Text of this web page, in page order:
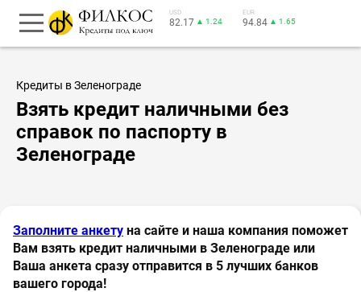
USD
82.17 ▲ 1.24
EUR
94.84 ▲ 1.65
Кредиты в Зеленограде
Взять кредит наличными без
справок по паспорту в
Зеленограде
Заполните анкету на сайте и наша компания поможет
Вам взять кредит наличными в Зеленограде или
Ваша анкета сразу отправится в 5 лучших банков
вашего города!